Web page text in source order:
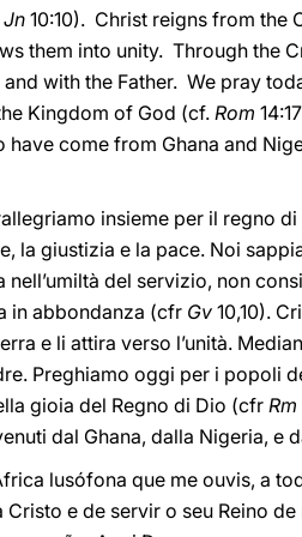
Jn 10:10). Christ reigns from the
them into unity. Through the
with the Father. We pray
Kingdom of God (cf.Rom
come from Ghana and
insieme per il regno
la giustizia e la pace. Noi
del servizio, non
in abbondanza (cfr Gv 10,10).
e li attira verso l’unità.
Preghiamo oggi per i popoli
gioia del Regno di Dio (cfr Rm
dal Ghana, dalla Nigeria, e
lusófona que me ouvis, a
e de servir o seu Reino